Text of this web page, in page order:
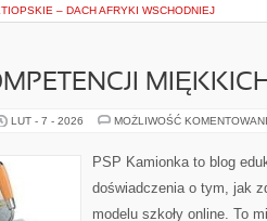
– DACH AFRYKI WSCHODNIEJ
LUT - 7 - 2026 MOŻLIWOŚĆ
PSP Kamionka to blog
doświadczenia o tym, jak
modelu szkoły online. To